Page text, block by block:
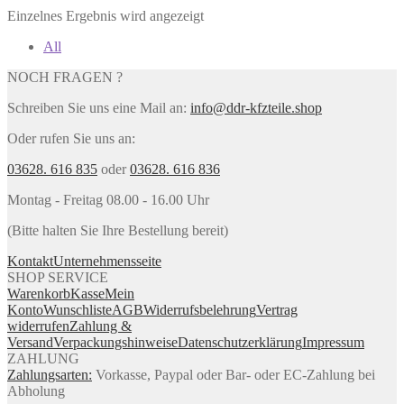
Einzelnes Ergebnis wird angezeigt
All
NOCH FRAGEN ?
Schreiben Sie uns eine Mail an: info@ddr-kfzteile.shop
Oder rufen Sie uns an:
03628. 616 835 oder03628. 616 836
Montag - Freitag 08.00 - 16.00 Uhr
(Bitte halten Sie Ihre Bestellung bereit)
KontaktUnternehmensseite
SHOP SERVICE
WarenkorbKasseMein
KontoWunschlisteAGBWiderrufsbelehrungVertrag
widerrufenZahlung &
VersandVerpackungshinweiseDatenschutzerklärungImpressum
ZAHLUNG
Zahlungsarten: Vorkasse, Paypal oder Bar- oder EC-Zahlung bei
Abholung